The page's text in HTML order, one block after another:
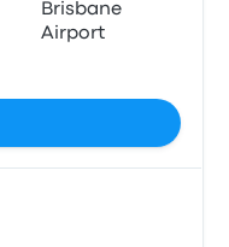
Brisbane
Airport